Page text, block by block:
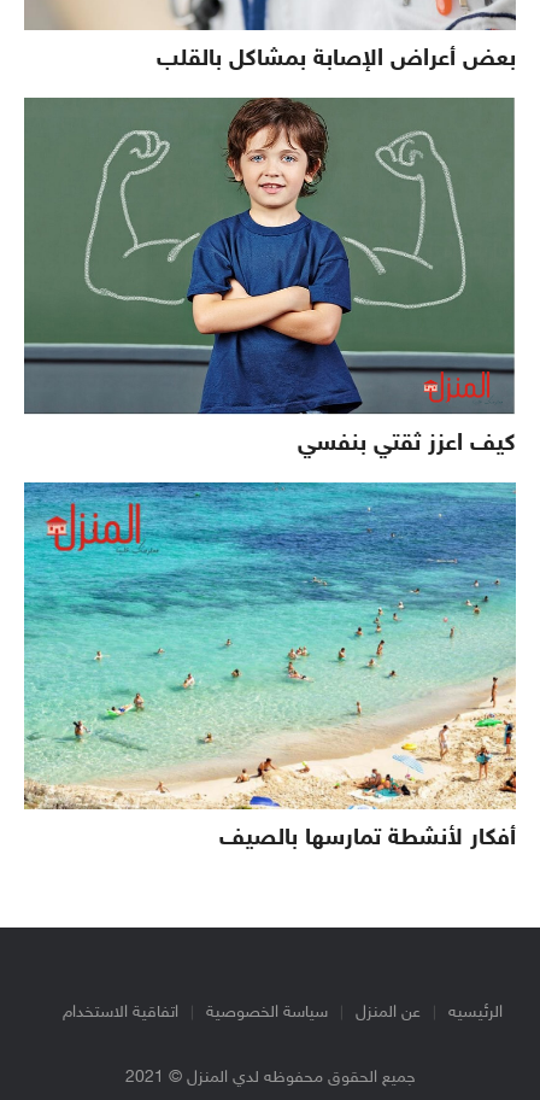
بعض أعراض الإصابة بمشاكل بالقلب
كيف اعزز ثقتي بنفسي
أفكار لأنشطة تمارسها بالصيف
الرئيسيه عن المنزل سياسة الخصوصية اتفاقية الاستخدام
جميع الحقوق محفوظه لدي المنزل © 2021